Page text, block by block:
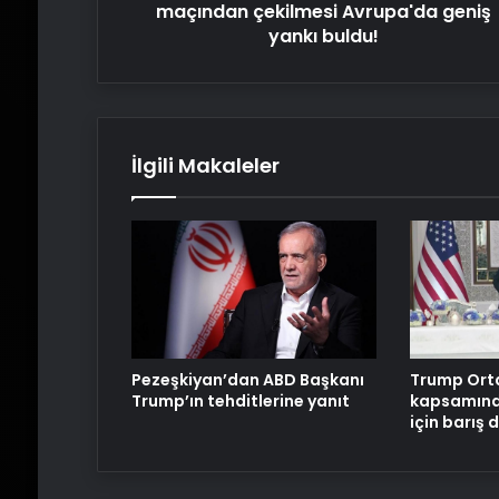
maçından çekilmesi Avrupa'da geniş
yankı buldu!
İlgili Makaleler
Pezeşkiyan’dan ABD Başkanı
Trump’ın tehditlerine yanıt
Trump
için barış